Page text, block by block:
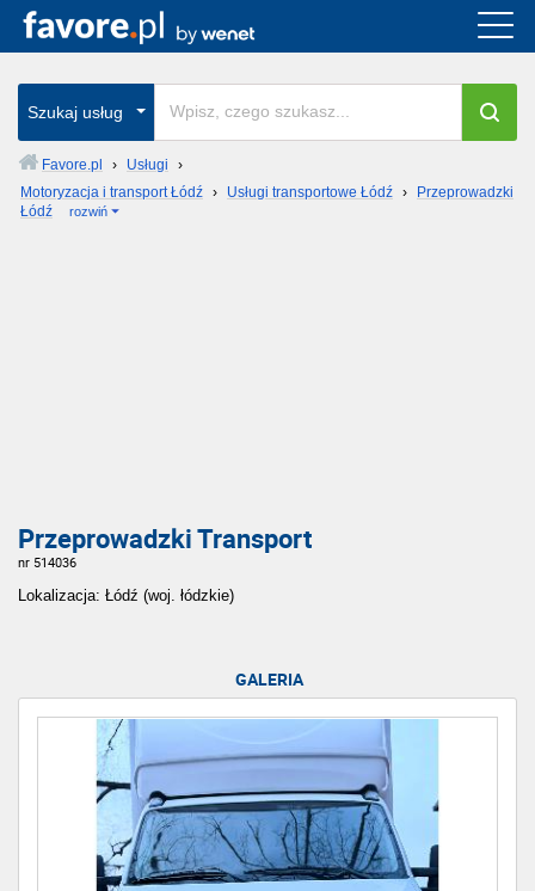
Szukaj usług
Favore.pl › Usługi
›
Motoryzacja i transport Łódź › Usługi transportowe Łódź ›
Przeprowadzki
Łódź
rozwiń
Przeprowadzki Transport
nr 514036
Lokalizacja: Łódź (woj. łódzkie)
GALERIA